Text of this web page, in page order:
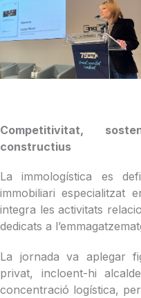
Competitivitat,
constructius
La immologística es
immobiliari especialitzat
integra les activitats
dedicats a
La jornada va aplegar
privat, incloent-hi
concentració logística,